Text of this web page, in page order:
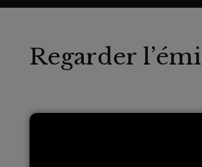
Regarder